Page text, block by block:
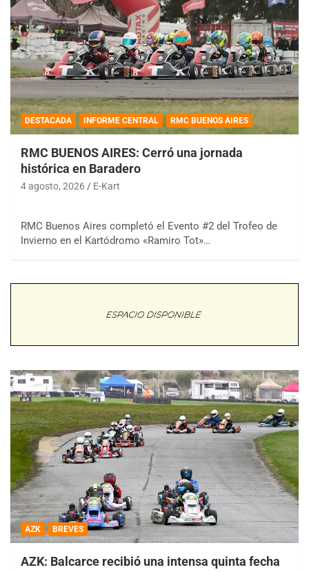
DESTACADA INFORME CENTRAL RMC BUENOS AIRES
RMC BUENOS AIRES: Cerró una jornada
histórica en Baradero
4 agosto, 2026 E-Kart
RMC Buenos Aires completó el Evento #2 del Trofeo de
Invierno en el Kartódromo «Ramiro Tot»…
AZK BREVES
AZK: Balcarce recibió una intensa quinta fecha